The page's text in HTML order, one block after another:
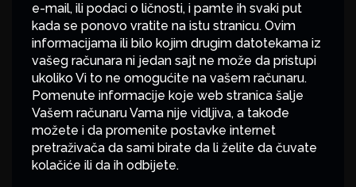
e-mail, ili podaci o ličnosti, i pamte ih svaki put
kada se ponovo vratite na istu stranicu. Ovim
informacijama ili bilo kojim drugim datotekama iz
vašeg računara ni jedan sajt ne može da pristupi
ukoliko Vi to ne omogućite na vašem računaru.
Pomenute informacije koje web stranica šalje
Vašem računaru Vama nije vidljiva, a takođe
možete i da promenite postavke internet
pretraživača da sami birate da li želite da čuvate
kolačiće ili da ih odbijete.